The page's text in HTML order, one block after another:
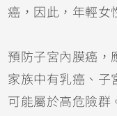
癌，因此，年輕女
預防子宮內膜癌，
家族中有乳癌、子
可能屬於高危險群